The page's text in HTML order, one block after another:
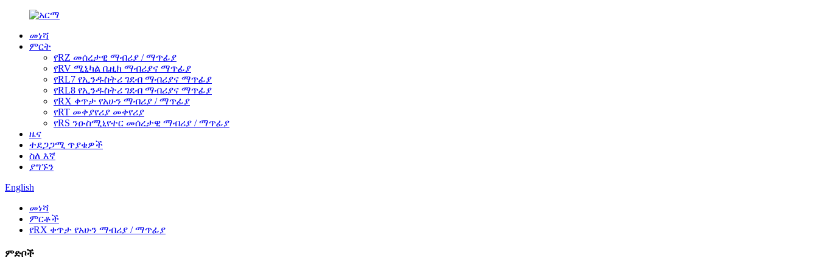
መነሻ
ምርት
የRZ መሰረታዊ ማብሪያ / ማጥፊያ
የRV ሚኒካል ቤዚክ ማብሪያና ማጥፊያ
የRL7 የኢንዱስትሪ ገደብ ማብሪያና ማጥፊያ
የRL8 የኢንዱስትሪ ገደብ ማብሪያና ማጥፊያ
የRX ቀጥታ የአሁን ማብሪያ / ማጥፊያ
የRT መቀያየሪያ መቀየሪያ
የRS ንዑስሚኒየተር መሰረታዊ ማብሪያ / ማጥፊያ
ዜና
ተደጋጋሚ ጥያቄዎች
ስለ እኛ
ያግኙን
English
መነሻ
ምርቶች
የRX ቀጥታ የአሁን ማብሪያ / ማጥፊያ
ምድቦች